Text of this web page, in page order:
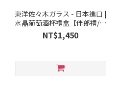
東洋佐々木ガラス - 日本進口 |
水晶葡萄酒杯禮盒【伴郎禮/酒
杯/婚禮小物】
NT$1,450